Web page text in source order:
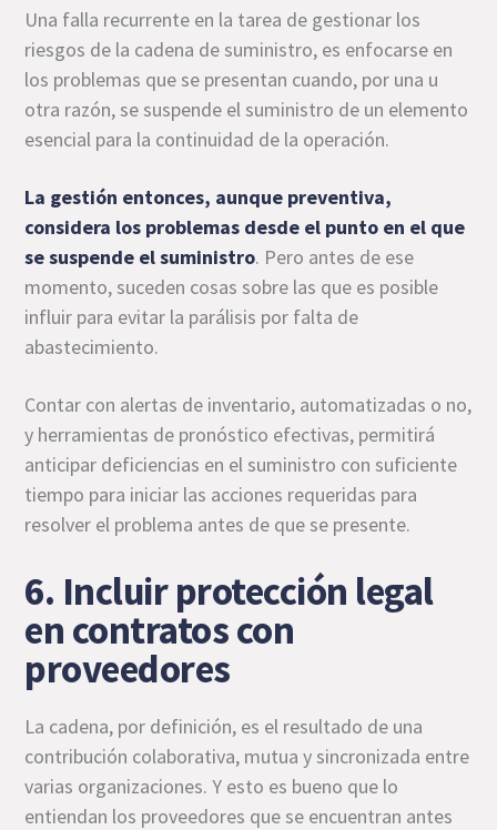
Una falla recurrente en la tarea de gestionar los
riesgos de la cadena de suministro, es enfocarse en
los problemas que se presentan cuando, por una u
otra razón, se suspende el suministro de un elemento
esencial para la continuidad de la operación.
La gestión entonces, aunque preventiva,
considera los problemas desde el punto en el que
se suspende el suministro. Pero antes de ese
momento, suceden cosas sobre las que es posible
influir para evitar la parálisis por falta de
abastecimiento.
Contar con alertas de inventario, automatizadas o no,
y herramientas de pronóstico efectivas, permitirá
anticipar deficiencias en el suministro con suficiente
tiempo para iniciar las acciones requeridas para
resolver el problema antes de que se presente.
6. Incluir protección legal
en contratos con
proveedores
La cadena, por definición, es el resultado de una
contribución colaborativa, mutua y sincronizada entre
varias organizaciones. Y esto es bueno que lo
entiendan los proveedores que se encuentran antes